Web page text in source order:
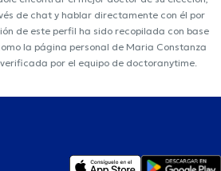
de chat y hablar directamente con él por
de este perfil ha sido recopilada con base
la página personal de Maria Constanza
por el equipo de doctoranytime.